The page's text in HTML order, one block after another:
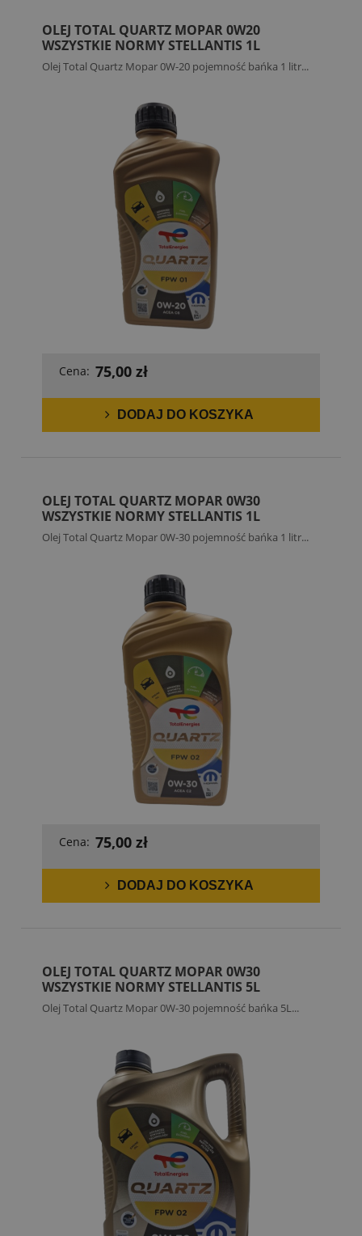
OLEJ TOTAL QUARTZ MOPAR 0W20
WSZYSTKIE NORMY STELLANTIS 1L
Olej Total Quartz Mopar 0W-20 pojemność bańka 1 litr...
Cena: 75,00 zł
DODAJ DO KOSZYKA
OLEJ TOTAL QUARTZ MOPAR 0W30
WSZYSTKIE NORMY STELLANTIS 1L
Olej Total Quartz Mopar 0W-30 pojemność bańka 1 litr...
Cena: 75,00 zł
DODAJ DO KOSZYKA
OLEJ TOTAL QUARTZ MOPAR 0W30
WSZYSTKIE NORMY STELLANTIS 5L
Olej Total Quartz Mopar 0W-30 pojemność bańka 5L...